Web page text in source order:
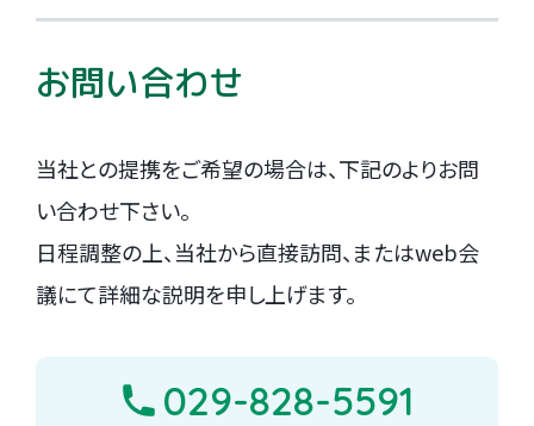
お問い合わせ
当社との提携をご希望の場合は、下記のよりお問
い合わせ下さい。
日程調整の上、当社から直接訪問、またはweb会
議にて詳細な説明を申し上げます。
029-828-5591